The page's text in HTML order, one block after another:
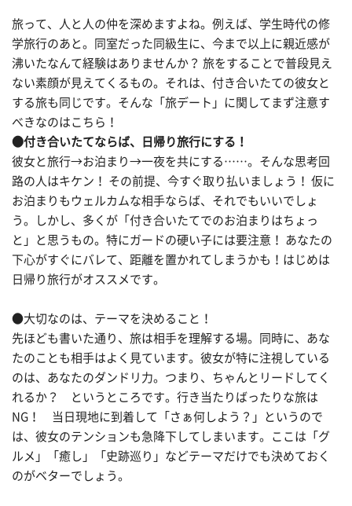
旅って、人と人の仲を深めますよね。例えば、学生時代の修
学旅行のあと。同室だった同級生に、今まで以上に親近感が
沸いたなんて経験はありませんか？ 旅をすることで普段見え
ない素顔が見えてくるもの。それは、付き合いたての彼女と
する旅も同じです。そんな「旅デート」に関してまず注意す
べきなのはこちら！
●付き合いたてならば、日帰り旅行にする！
彼女と旅行→お泊まり→一夜を共にする……。そんな思考回
路の人はキケン！ その前提、今すぐ取り払いましょう！ 仮に
お泊まりもウェルカムな相手ならば、それでもいいでしょ
う。しかし、多くが「付き合いたてでのお泊まりはちょっ
と」と思うもの。特にガードの硬い子には要注意！ あなたの
下心がすぐにバレて、距離を置かれてしまうかも！はじめは
日帰り旅行がオススメです。
●大切なのは、テーマを決めること！
先ほども書いた通り、旅は相手を理解する場。同時に、あな
たのことも相手はよく見ています。彼女が特に注視している
のは、あなたのダンドリ力。つまり、ちゃんとリードしてく
れるか？ というところです。行き当たりばったりな旅は
NG！ 当日現地に到着して「さぁ何しよう？」というので
は、彼女のテンションも急降下してしまいます。ここは「グ
ルメ」「癒し」「史跡巡り」などテーマだけでも決めておく
のがベターでしょう。